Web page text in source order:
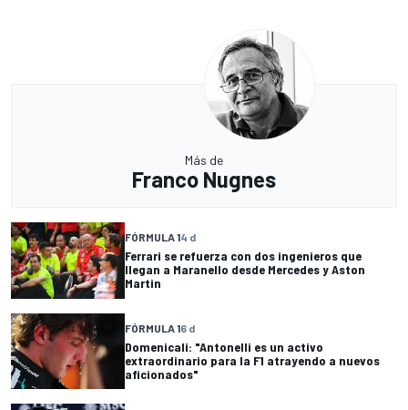
Más de
Franco Nugnes
FÓRMULA 14 d
Ferrari se refuerza con dos ingenieros que
llegan a Maranello desde Mercedes y Aston
Martin
FÓRMULA 16 d
Domenicali: "Antonelli es un activo
extraordinario para la F1 atrayendo a nuevos
aficionados"